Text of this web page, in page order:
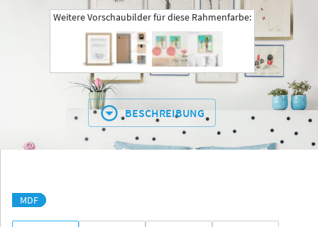
Weitere Vorschaubilder für diese Rahmenfarbe:
BESCHREIBUNG
MDF